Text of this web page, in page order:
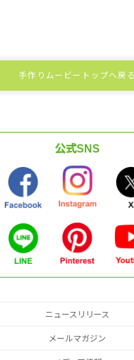
手作りムービートップへ戻る
公式SNS
ニュースリリース
メールマガジン